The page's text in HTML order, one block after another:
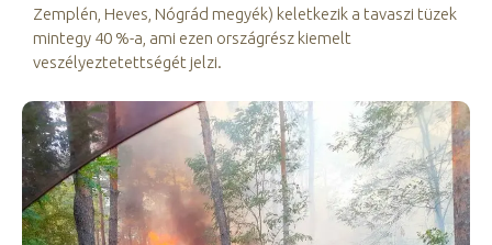
Zemplén, Heves, Nógrád megyék) keletkezik a tavaszi tüzek
mintegy 40 %-a, ami ezen országrész kiemelt
veszélyeztetettségét jelzi.